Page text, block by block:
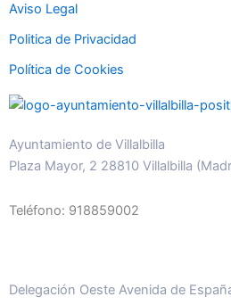
Aviso Legal
Politica de Privacidad
Política de Cookies
Ayuntamiento de Villalbilla
Plaza Mayor, 2 28810 Villalbilla
Teléfono: 918859002
Delegación Oeste Avenida de